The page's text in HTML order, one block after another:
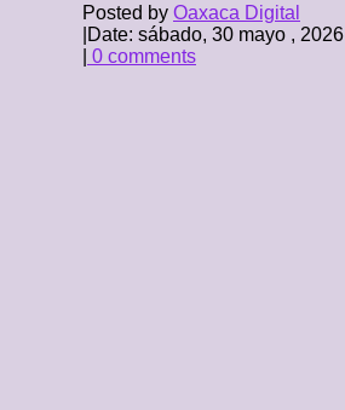
Posted by Oaxaca Digital
Date: sábado, 30 mayo , 2026
0 comments